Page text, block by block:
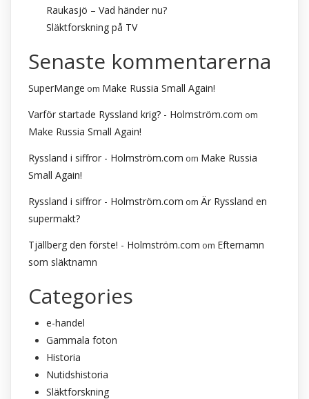
Raukasjö – Vad händer nu?
Släktforskning på TV
Senaste kommentarerna
SuperMange om Make Russia Small Again!
Varför startade Ryssland krig? - Holmström.com om
Make Russia Small Again!
Ryssland i siffror - Holmström.com om Make Russia
Small Again!
Ryssland i siffror - Holmström.com om Är Ryssland en
supermakt?
Tjällberg den förste! - Holmström.com om Efternamn
som släktnamn
Categories
e-handel
Gammala foton
Historia
Nutidshistoria
Släktforskning